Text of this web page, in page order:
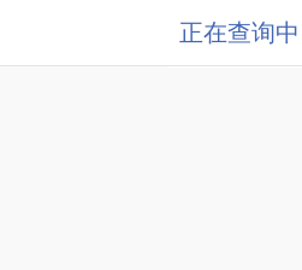
正在查询中